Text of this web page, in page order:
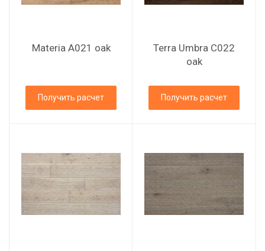
Materia A021 oak
Получить расчет
Terra Umbra C022
oak
Получить расчет